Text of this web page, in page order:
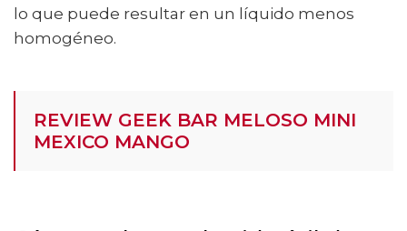
lo que puede resultar en un líquido menos
homogéneo.
REVIEW GEEK BAR MELOSO MINI
MEXICO MANGO